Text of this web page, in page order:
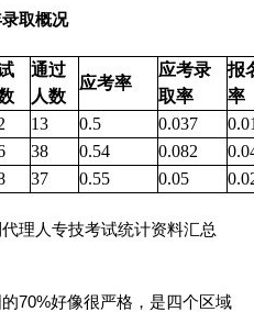
取概况
通过
人数
应考率
应考录
取率
报
率
13 0.5 0.037
38 0.54 0.082
37 0.55 0.05
理人专技考试统计资料汇总
70%好像很严格，是四个区域